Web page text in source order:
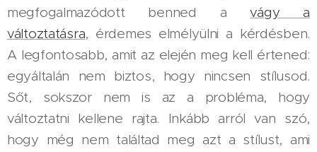
megfogalmazódott benned avágy a
változtatásra, érdemes elmélyülni a kérdésben.
A legfontosabb, amit az elején meg kell értened:
egyáltalán nem biztos, hogy nincsen stílusod.
Sőt, sokszor nem is az a probléma, hogy
változtatni kellene rajta. Inkább arról van szó,
hogy még nem találtad meg azt a stílust, ami